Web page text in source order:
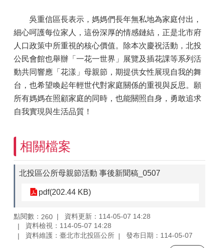
吳重信區長表示，媽媽們長年無私地為家庭付出，
細心呵護每位家人，這份深厚的情感鏈結，正是北市府
人口政策中所重視的核心價值。除本次慶祝活動，北投
公民會館也舉辦「一花一世界」展覽及插花課等系列活
動共同響應「花漾」母親節，期提供女性展現自我的舞
台，也希望喚起年輕世代對家庭關係的重視與反思。願
所有媽媽在照顧家庭的同時，也能關照自身，勇敢追求
自我實現與生活品質！
相關檔案
北投區公所母親節活動 事後新聞稿_0507
pdf(202.44 KB)
點閱數： 260
資料更新：114-05-07 14:28
資料檢視：114-05-07 14:28
資料維護：臺北市北投區公所
發布日期：114-05-07